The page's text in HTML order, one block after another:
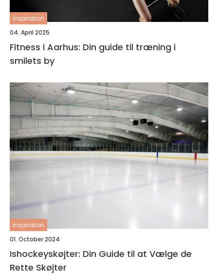
inspiration
04. April 2025
Fitness i Aarhus: Din guide til træning i
smilets by
inspiration
01. October 2024
Ishockeyskøjter: Din Guide til at Vælge de
Rette Skøjter